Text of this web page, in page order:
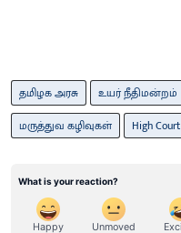
தமிழக அரசு உயர் நீதிமன்றம்
மருத்துவ கழிவுகள்
High Court